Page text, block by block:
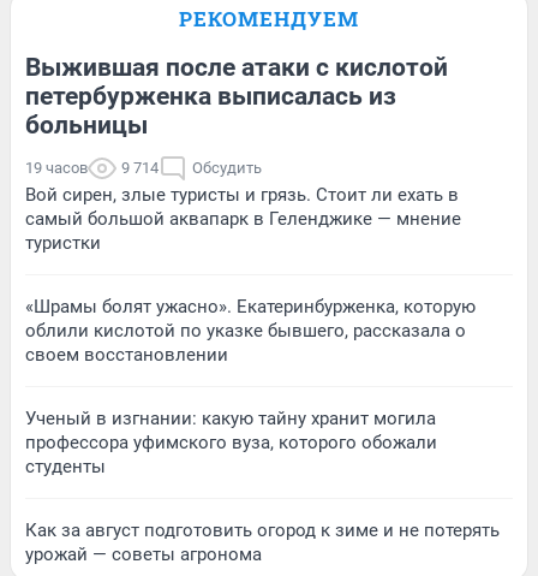
РЕКОМЕНДУЕМ
Выжившая после атаки с кислотой
петербурженка выписалась из
больницы
19 часов 9 714 Обсудить
Вой сирен, злые туристы и грязь. Стоит ли ехать в
самый большой аквапарк в Геленджике — мнение
туристки
«Шрамы болят ужасно». Екатеринбурженка, которую
облили кислотой по указке бывшего, рассказала о
своем восстановлении
Ученый в изгнании: какую тайну хранит могила
профессора уфимского вуза, которого обожали
студенты
Как за август подготовить огород к зиме и не потерять
урожай — советы агронома